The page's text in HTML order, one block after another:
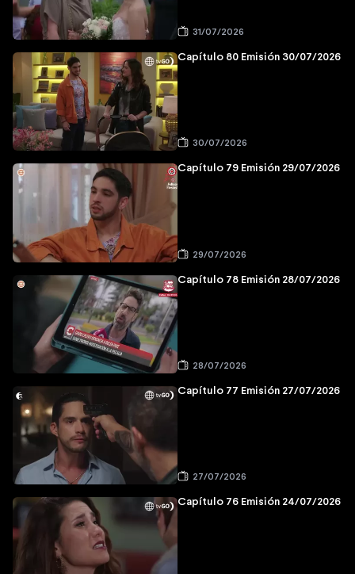
31/07/2026
Capítulo 80 Emisión 30/07/2026
30/07/2026
Capítulo 79 Emisión 29/07/2026
29/07/2026
Capítulo 78 Emisión 28/07/2026
28/07/2026
Capítulo 77 Emisión 27/07/2026
27/07/2026
Capítulo 76 Emisión 24/07/2026